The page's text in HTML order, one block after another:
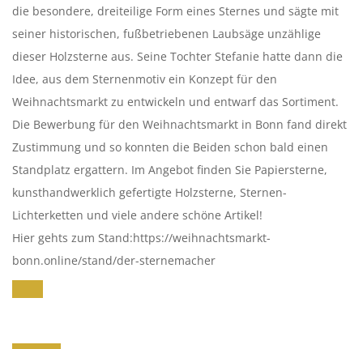
die besondere, dreiteilige Form eines Sternes und sägte mit
seiner historischen, fußbetriebenen Laubsäge unzählige
dieser Holzsterne aus. Seine Tochter Stefanie hatte dann die
Idee, aus dem Sternenmotiv ein Konzept für den
Weihnachtsmarkt zu entwickeln und entwarf das Sortiment.
Die Bewerbung für den Weihnachtsmarkt in Bonn fand direkt
Zustimmung und so konnten die Beiden schon bald einen
Standplatz ergattern. Im Angebot finden Sie Papiersterne,
kunsthandwerklich gefertigte Holzsterne, Sternen-
Lichterketten und viele andere schöne Artikel!
Hier gehts zum Stand:https://weihnachtsmarkt-
bonn.online/stand/der-sternemacher